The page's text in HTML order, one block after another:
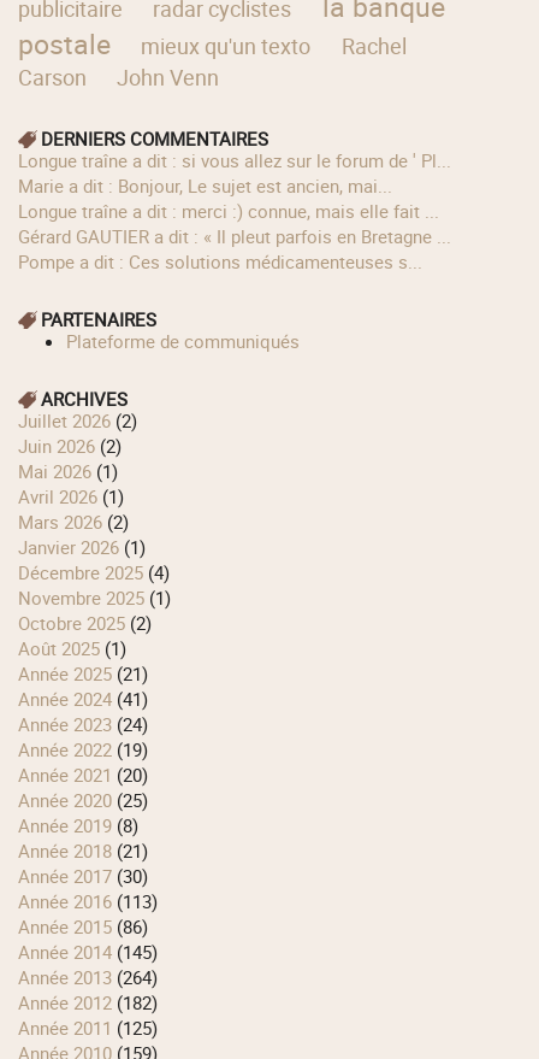
publicitaire
radar cyclistes
postale
mieux qu'un texto
Rachel
Carson
John Venn
DERNIERS COMMENTAIRES
longue traîne a dit : si vous allez sur le forum de ' Pl...
Marie a dit : Bonjour, Le sujet est ancien, mai...
longue traîne a dit : merci :) connue, mais elle fait ...
Gérard GAUTIER a dit : « Il pleut parfois en Bretagne ...
Pompe a dit : Ces solutions médicamenteuses s...
PARTENAIRES
Plateforme de communiqués
ARCHIVES
juillet 2026 (2)
juin 2026 (2)
mai 2026 (1)
avril 2026 (1)
mars 2026 (2)
janvier 2026 (1)
décembre 2025 (4)
novembre 2025 (1)
octobre 2025 (2)
août 2025 (1)
année 2025 (21)
année 2024 (41)
année 2023 (24)
année 2022 (19)
année 2021 (20)
année 2020 (25)
année 2019 (8)
année 2018 (21)
année 2017 (30)
année 2016 (113)
année 2015 (86)
année 2014 (145)
année 2013 (264)
année 2012 (182)
année 2011 (125)
année 2010 (159)